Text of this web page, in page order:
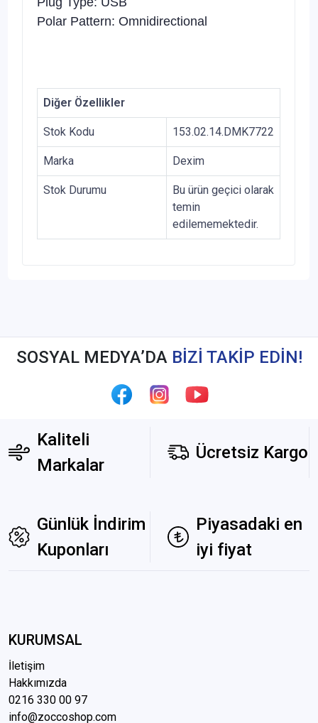
Polar Pattern: Omnidirectional
Diğer Özellikler
Stok Kodu 153.02.14.DMK7722
Marka Dexim
Stok Durumu
Bu ürün geçici olarak
temin
edilememektedir.
SOSYAL MEDYA’DA BİZİ TAKİP EDİN!
Kaliteli
Markalar
Ücretsiz Kargo
Günlük İndirim
Kuponları
Piyasadaki en
iyi fiyat
KURUMSAL
İletişim
Hakkımızda
0216 330 00 97
info@zoccoshop.com